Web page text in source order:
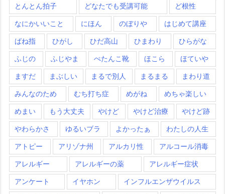
とんとん拍子 どなたでも受講可能 ど根性
なにかいいこと にほん のぼりや はじめて講座
ばね指 ひがし ひだ高山 ひまわり ひらがな
ふじの ふじやま ぺたんこ靴 ほこら ほていや
ますだ まぶしい まるで別人 まるまる まわり道
みんなのため むち打ち症 めがね めちゃ楽しい
めまい もう大丈夫 やけど やけど治療 やけど跡
やわらかさ ゆるいブラ よかったぁ わたしの人生
アトピー アリゾナ州 アルカリ性 アルコール消毒
アレルギー アレルギーの薬 アレルギー症状
アンケート イヤホン インフルエンザウイルス